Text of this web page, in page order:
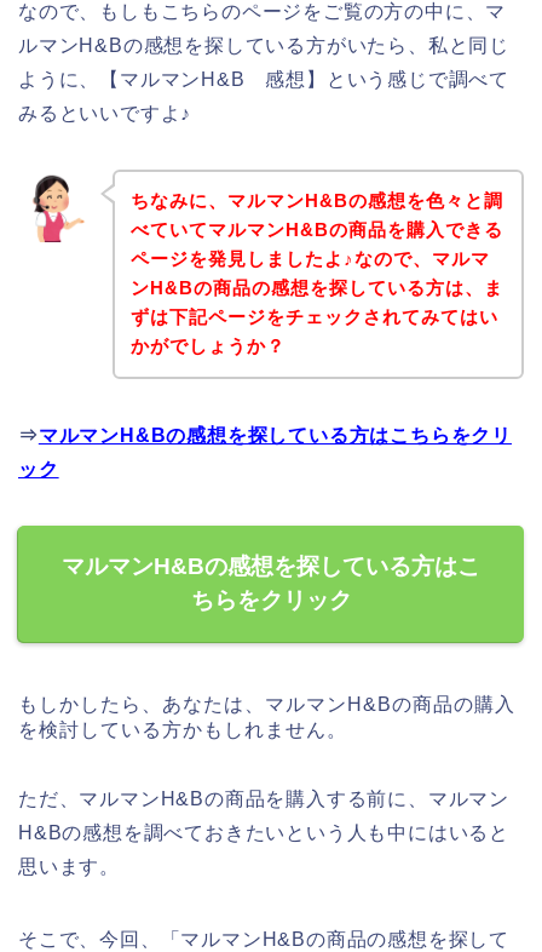
なので、もしもこちらのページをご覧の方の中に、マ
ルマンH&Bの感想を探している方がいたら、私と同じ
ように、【マルマンH&B 感想】という感じで調べて
みるといいですよ♪
ちなみに、マルマンH&Bの感想を色々と調
べていてマルマンH&Bの商品を購入できる
ページを発見しましたよ♪なので、マルマ
ンH&Bの商品の感想を探している方は、ま
ずは下記ページをチェックされてみてはい
かがでしょうか？
⇒マルマンH&Bの感想を探している方はこちらをクリ
ック
マルマンH&Bの感想を探している方はこ
ちらをクリック
もしかしたら、あなたは、マルマンH&Bの商品の購入
を検討している方かもしれません。
ただ、マルマンH&Bの商品を購入する前に、マルマン
H&Bの感想を調べておきたいという人も中にはいると
思います。
そこで、今回、「マルマンH&Bの商品の感想を探して